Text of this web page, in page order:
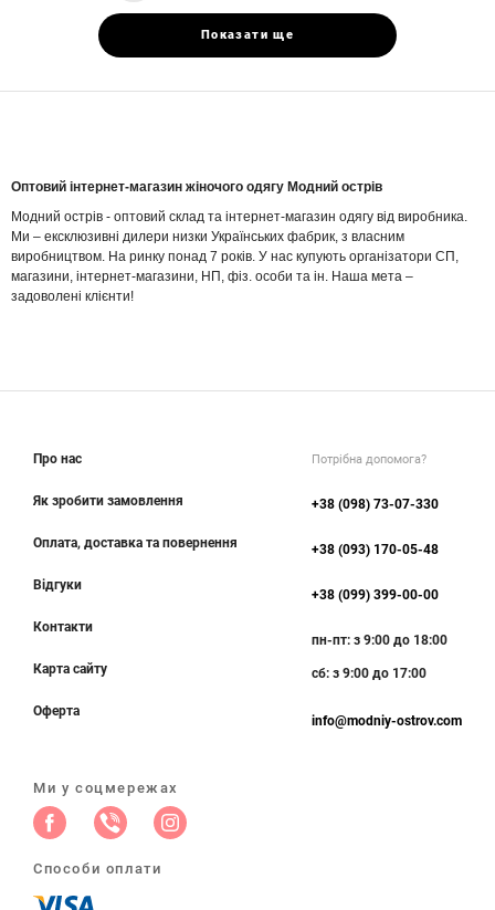
page
Показати ще
Оптовий інтернет-магазин жіночого одягу Модний острів
Модний острів - оптовий склад та інтернет-магазин одягу від виробника.
Ми – ексклюзивні дилери низки Українських фабрик, з власним
виробництвом. На ринку понад 7 років. У нас купують організатори СП,
магазини, інтернет-магазини, НП, фіз. особи та ін. Наша мета –
задоволені клієнти!
Про нас
Як зробити замовлення
Оплата, доставка та повернення
Відгуки
Контакти
Карта сайту
Оферта
Ми у соцмережах
Способи оплати
Потрібна допомога?
+38 (098) 73-07-330
+38 (093) 170-05-48
+38 (099) 399-00-00
пн-пт: з 9:00 до 18:00
сб: з 9:00 до 17:00
info@modniy-ostrov.com